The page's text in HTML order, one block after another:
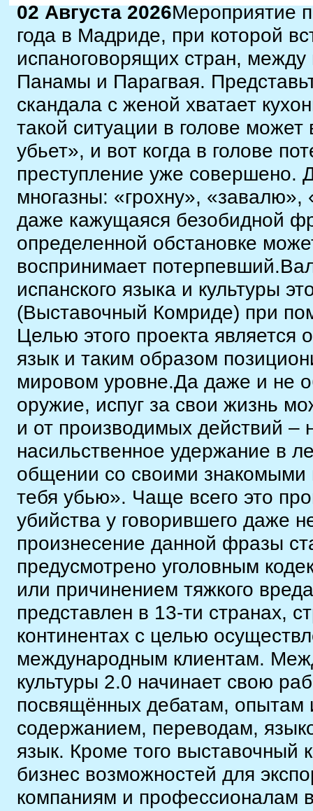
02 Августа 2026Мероприятие
года в Мадриде, при которой
испаноговорящих стран,
Панамы и Парагвая.
скандала с женой хватает
такой ситуации в голове
убьет», и вот когда в голове
преступление уже совершено.
многазны: «грохну»,
даже кажущаяся безобидной
определенной обстановке
воспринимает
испанского языка и культуры
(Выставочный Комриде) при
Целью этого проекта является
язык и таким образом
мировом уровне.Да даже и не
оружие, испуг за свои жизнь
и от производимых действий –
насильственное удержание в
общении со своими знакомыми
тебя убью». Чаще всего это
убийства у говорившего даже
произнесение данной фразы
предусмотрено уголовным
или причинением тяжкого
представлен в 13-ти странах,
континентах с целью
международным клиентам.
культуры 2.0 начинает свою
посвящённых дебатам, опытам
содержанием, переводам,
язык. Кроме того выставочный
бизнес возможностей для
компаниям и профессионалам